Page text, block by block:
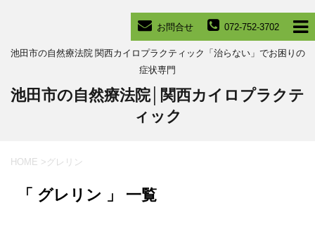
072-752-3702
お問合せ
池田市の自然療法院 関西カイロプラクティック「治らない」でお困りの
症状専門
池田市の自然療法院│関西カイロプラクテ
ィック
HOME > グレリン
「 グレリン 」 一覧